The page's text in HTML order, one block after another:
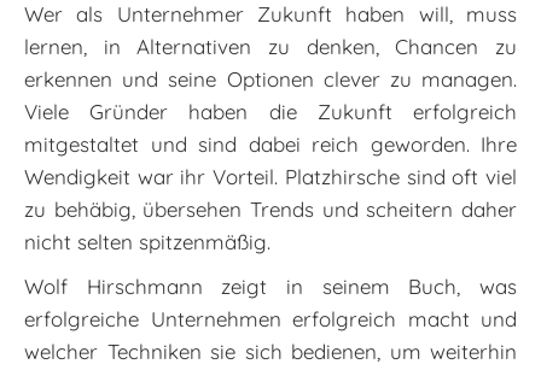
Wer als Unternehmer Zukunft haben will, muss
lernen, in Alternativen zu denken, Chancen zu
erkennen und seine Optionen clever zu managen.
Viele Gründer haben die Zukunft erfolgreich
mitgestaltet und sind dabei reich geworden. Ihre
Wendigkeit war ihr Vorteil. Platzhirsche sind oft viel
zu behäbig, übersehen Trends und scheitern daher
nicht selten spitzenmäßig.
Wolf Hirschmann zeigt in seinem Buch, was
erfolgreiche Unternehmen erfolgreich macht und
welcher Techniken sie sich bedienen, um weiterhin